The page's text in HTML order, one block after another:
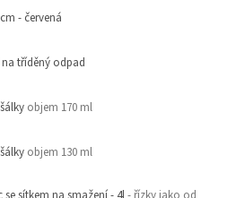
- červená
na tříděný odpad
objem 170 ml
objem 130 ml